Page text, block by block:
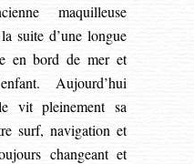
maquilleuse
suite d’une longue
en bord de mer et
Aujourd’hui
vit pleinement sa
surf, navigation et
changeant et